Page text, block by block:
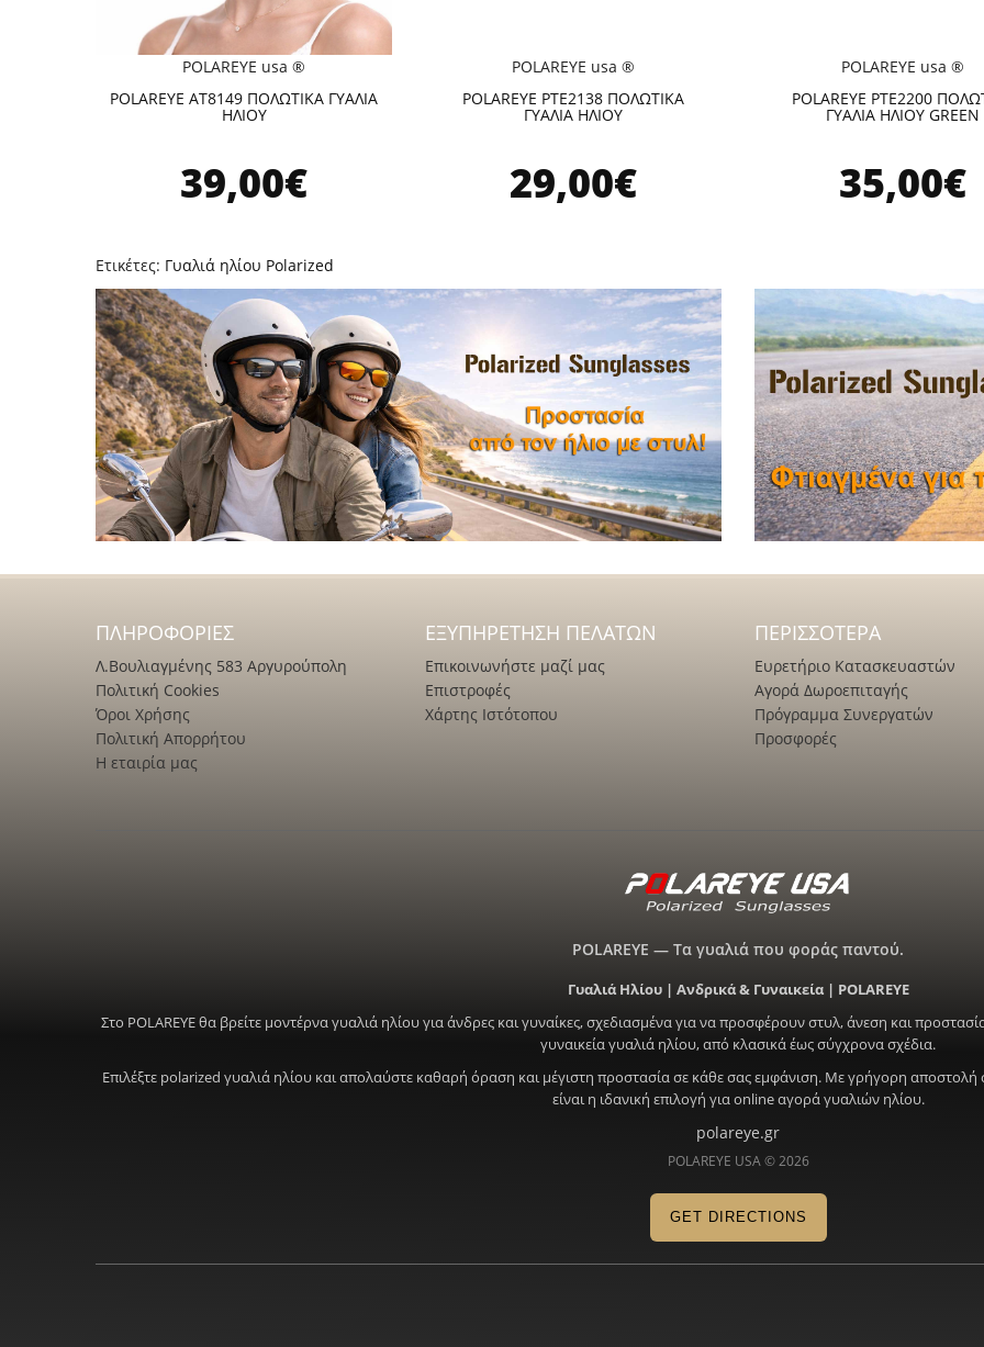
POLAREYE usa ®
POLAREYE AT8149 ΠΟΛΩΤΙΚΑ ΓΥΑΛΙΑ
ΗΛΙΟΥ
39,00€
POLAREYE usa ®
POLAREYE PTE2138 ΠΟΛΩΤΙΚΑ
ΓΥΑΛΙΑ ΗΛΙΟΥ
29,00€
POLAREYE usa ®
POLAREYE PTE2200
ΓΥΑΛΙΑ ΗΛΙΟΥ GREEN
35,00€
Ετικέτες: Γυαλιά ηλίου Polarized
ΠΛΗΡΟΦΟΡΊΕΣ
Λ.Βουλιαγμένης 583 Αργυρούπολη
Πολιτική Cookies
Όροι Χρήσης
Πολιτική Απορρήτου
Η εταιρία μας
ΕΞΥΠΗΡΈΤΗΣΗ ΠΕΛΑΤΏΝ
Επικοινωνήστε μαζί μας
Επιστροφές
Χάρτης Ιστότοπου
ΠΕΡΙΣΣΌΤΕΡΑ
Ευρετήριο Κατασκευαστών
Αγορά Δωροεπιταγής
Πρόγραμμα Συνεργατών
Προσφορές
POLAREYE — Τα γυαλιά που φοράς παντού.
Γυαλιά Ηλίου | Ανδρικά & Γυναικεία | POLAREYE
Στο POLAREYE θα βρείτε μοντέρνα γυαλιά ηλίου για άνδρες και γυναίκες, σχεδιασμένα για να προσφέρουν στυλ, άνεση και
γυναικεία γυαλιά ηλίου, από κλασικά έως σύγχρονα σχέδια.
Επιλέξτε polarized γυαλιά ηλίου και απολαύστε καθαρή όραση και μέγιστη προστασία σε κάθε σας εμφάνιση. Με γρήγορη αποστολή
είναι η ιδανική επιλογή για online αγορά γυαλιών ηλίου.
polareye.gr
POLAREYE USA © 2026
GET DIRECTIONS